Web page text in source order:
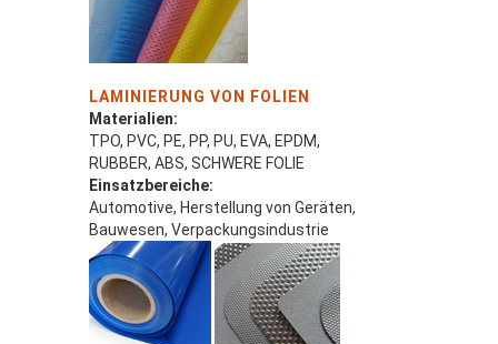
LAMINIERUNG VON FOLIEN
Materialien:
TPO, PVC, PE, PP, PU, EVA, EPDM,
RUBBER, ABS, SCHWERE FOLIE
Einsatzbereiche:
Automotive, Herstellung von Geräten,
Bauwesen, Verpackungsindustrie